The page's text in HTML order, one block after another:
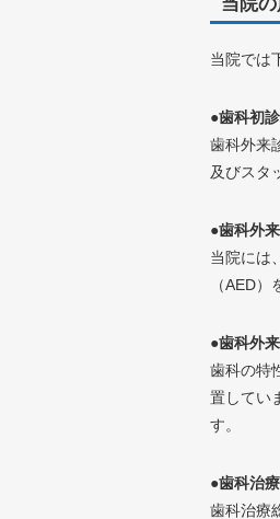
当院では
●歯科初
歯科外来
及びスタ
●歯科外
当院には
（AED
●歯科外
歯科の特
置してい
す。
●歯科治
歯科治療